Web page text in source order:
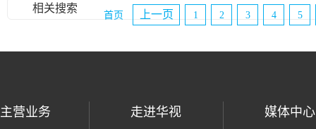
首页
上一页 1 2 3 4 5
相关搜索
主营业务 走进华视 媒体中心